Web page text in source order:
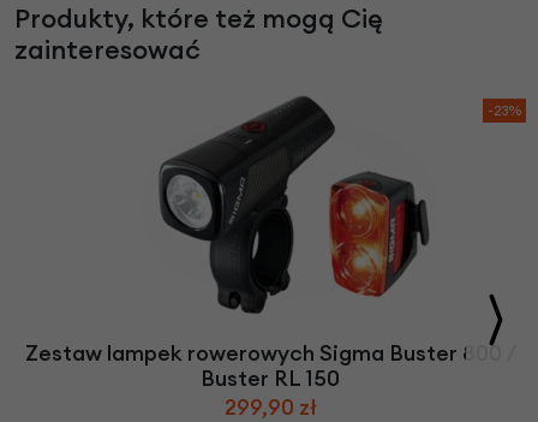
Produkty, które też mogą Cię
zainteresować
-23%
Zestaw lampek rowerowych Sigma Buster 800 /
Buster RL 150
299,90 zł